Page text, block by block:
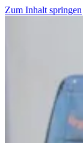
Zum Inhalt springen